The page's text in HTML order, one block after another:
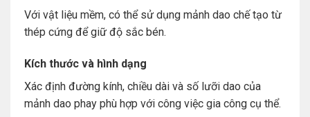
Với vật liệu mềm, có thể sử dụng mảnh dao chế tạo từ
thép cứng để giữ độ sắc bén.
Kích thước và hình dạng
Xác định đường kính, chiều dài và số lưỡi dao của
mảnh dao phay phù hợp với công việc gia công cụ thể.